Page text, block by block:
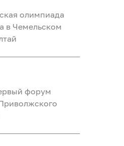
олимпиада